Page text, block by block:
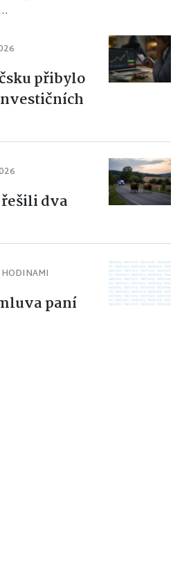
přibylo
dva
paní